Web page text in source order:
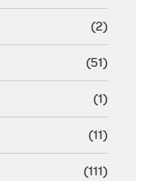
(2)
(51)
(1)
(11)
(111)